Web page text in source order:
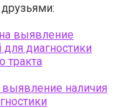
наличия